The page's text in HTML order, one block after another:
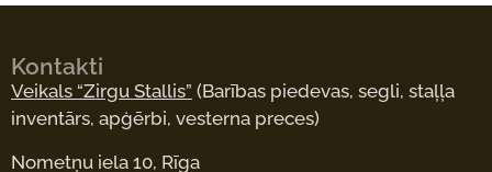
Kontakti
Veikals “Zirgu Stallis” (Barības piedevas, segli, staļļa
inventārs, apģērbi, vesterna preces)
Nometņu iela 10, Rīga